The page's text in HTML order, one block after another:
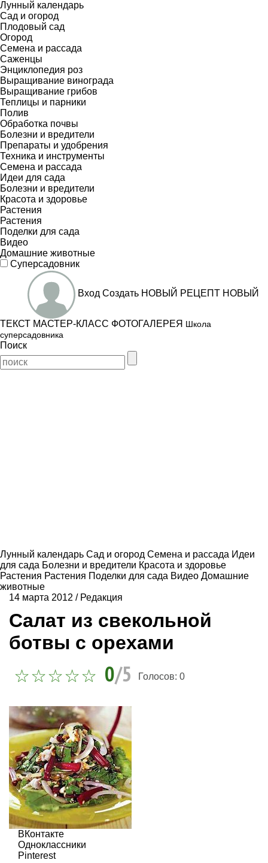
Лунный календарь
Сад и огород
Плодовый сад
Огород
Семена и рассада
Саженцы
Энциклопедия роз
Выращивание винограда
Выращивание грибов
Теплицы и парники
Полив
Обработка почвы
Болезни и вредители
Препараты и удобрения
Техника и инструменты
Семена и рассада
Идеи для сада
Болезни и вредители
Красота и здоровье
Растения
Растения
Поделки для сада
Видео
Домашние животные
Суперсадовник
Вход Создать НОВЫЙ РЕЦЕПТ НОВЫЙ
ТЕКСТ МАСТЕР-КЛАСС ФОТОГАЛЕРЕЯ Школа
суперсадовника
Поиск
Лунный календарь Сад и огород Семена и рассада Идеи
для сада Болезни и вредители Красота и здоровье
Растения Растения Поделки для сада Видео Домашние
животные
14 марта 2012 / Редакция
Салат из свекольной
ботвы с орехами
0/5 Голосов: 0
ВКонтакте
Одноклассники
Pinterest